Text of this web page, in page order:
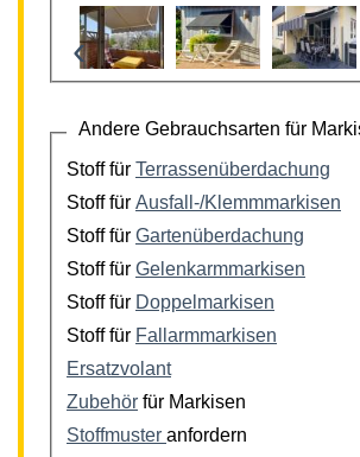
‹
Andere Gebrauchsarten für
Stoff für Terrassenüberdachung
Stoff für Ausfall-/Klemmmarkisen
Stoff für Gartenüberdachung
Stoff für Gelenkarmmarkisen
Stoff für Doppelmarkisen
Stoff für Fallarmmarkisen
Ersatzvolant
Zubehör für Markisen
Stoffmuster anfordern